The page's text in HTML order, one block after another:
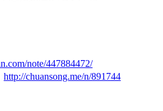
note/447884472/
http://chuansong.me/n/891744